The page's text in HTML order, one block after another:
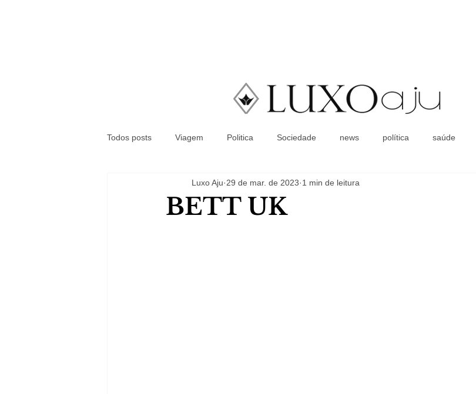
Coluna Social
Todos posts Viagem Politica Sociedade news política saúde
BETT UK
Luxo Aju 29 de mar. de 2023 1 min de leitura